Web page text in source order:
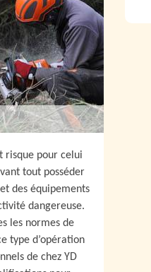
risque pour celui
tout posséder
des équipements
dangereuse.
les normes de
type d’opération
de chez YD